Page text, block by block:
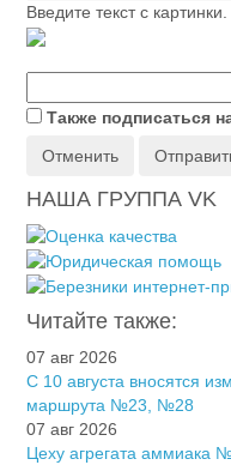
Введите текст с
Также подписаться
Отменить
НАША ГРУППА VK
Читайте также:
07 авг 2026
С 10 августа вносятся
маршрута №23, №28
07 авг 2026
Цеху агрегата аммиака